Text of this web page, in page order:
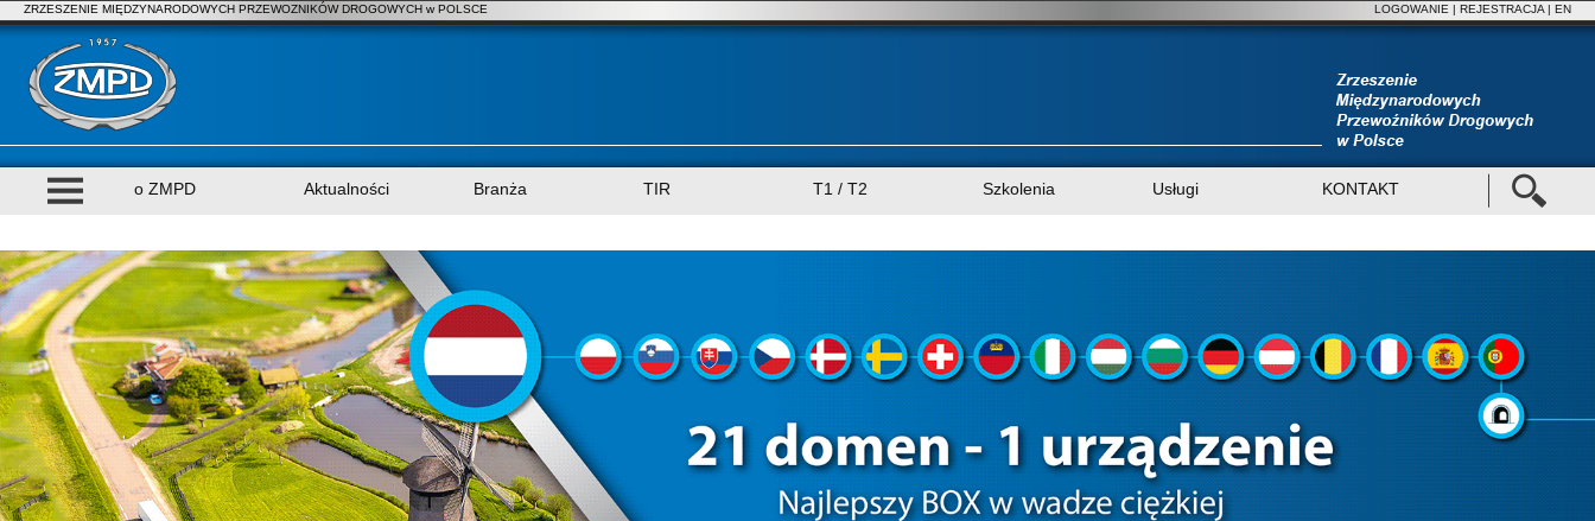
ZRZESZENIE MIĘDZYNARODOWYCH PRZEWOZNIKÓW DROGOWYCH w POLSCE LOGOWANIE | REJESTRACJA | EN
o ZMPD Aktualności Branża TIR T1 / T2 Szkolenia Usługi KONTAKT